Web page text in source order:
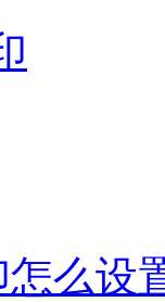
么设